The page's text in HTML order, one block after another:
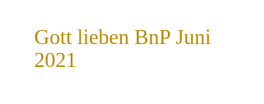
Gott lieben BnP Juni
2021